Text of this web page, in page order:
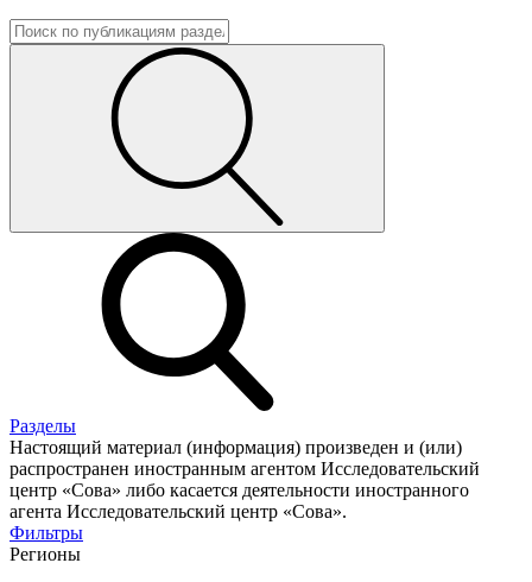
Разделы
Настоящий материал (информация) произведен и (или)
распространен иностранным агентом Исследовательский
центр «Сова» либо касается деятельности иностранного
агента Исследовательский центр «Сова».
Фильтры
Регионы